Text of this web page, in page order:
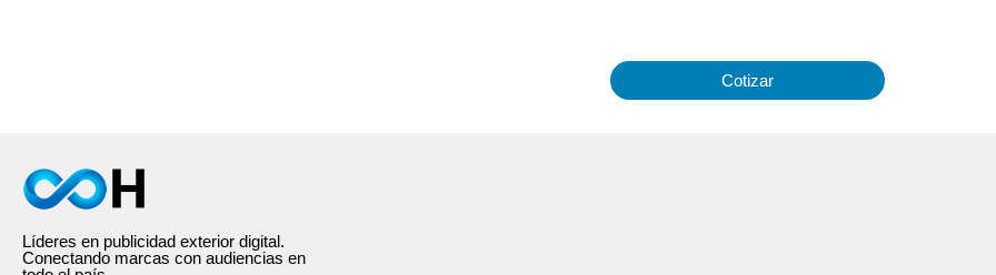
Cotizar
Líderes en publicidad exterior digital.
Conectando marcas con audiencias en